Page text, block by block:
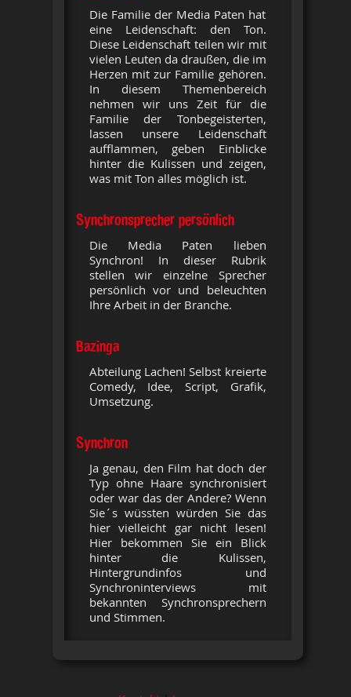
Die Familie der Media Paten hat
eine Leidenschaft: den Ton.
Diese Leidenschaft teilen wir mit
vielen Leuten da draußen, die im
Herzen mit zur Familie gehören.
In diesem Themenbereich
nehmen wir uns Zeit für die
Familie der Tonbegeisterten,
lassen unsere Leidenschaft
aufflammen, geben Einblicke
hinter die Kulissen und zeigen,
was mit Ton alles möglich ist.
Synchronsprecher persönlich
Die Media Paten lieben
Synchron! In dieser Rubrik
stellen wir einzelne Sprecher
persönlich vor und beleuchten
Ihre Arbeit in der Branche.
Bazinga
Abteilung Lachen! Selbst kreierte
Comedy, Idee, Script, Grafik,
Umsetzung.
Synchron
Ja genau, den Film hat doch der
Typ ohne Haare synchronisiert
oder war das der Andere? Wenn
Sie´s wüssten würden Sie das
hier vielleicht gar nicht lesen!
Hier bekommen Sie ein Blick
hinter die Kulissen,
Hintergrundinfos und
Synchroninterviews mit
bekannten Synchronsprechern
und Stimmen.